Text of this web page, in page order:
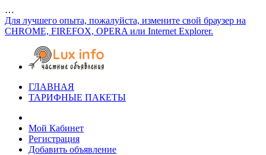
…
Для лучшего опыта, пожалуйста, измените свой браузер на
CHROME, FIREFOX, OPERA или Internet Explorer.
ГЛАВНАЯ
ТАРИФНЫЕ ПАКЕТЫ
Мой Кабинет
Регистрация
Добавить объявление